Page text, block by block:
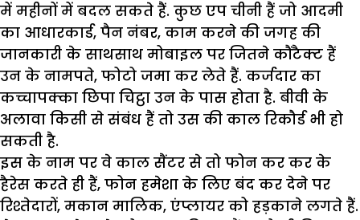
में महीनों में बदल सकते हैं. कुछ एप चीनी हैं जो आदमी
का आधारकार्ड, पैन नंबर, काम करने की जगह की
जानकारी के साथसाथ मोबाइल पर जितने कौंटैक्ट हैं
उन के नामपते, फोटो जमा कर लेते हैं. कर्जदार का
कच्चापक्का छिपा चिट्ठा उन के पास होता है. बीवी के
अलावा किसी से संबंध हैं तो उस की काल रिकौर्ड भी हो
सकती है.
इस के नाम पर वे काल सैंटर से तो फोन कर कर के
हैरेस करते ही हैं, फोन हमेशा के लिए बंद कर देने पर
रिश्तेदारों, मकान मालिक, एंप्लायर को हड़काने लगते हैं.